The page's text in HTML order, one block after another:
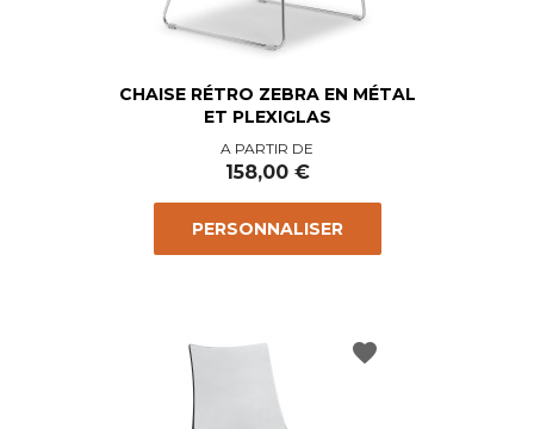
CHAISE RÉTRO ZEBRA EN MÉTAL
ET PLEXIGLAS
Prix
A PARTIR DE
158,00 €
PERSONNALISER
favorite